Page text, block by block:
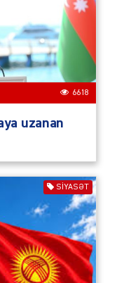
6618
uzanan
SIYASƏT